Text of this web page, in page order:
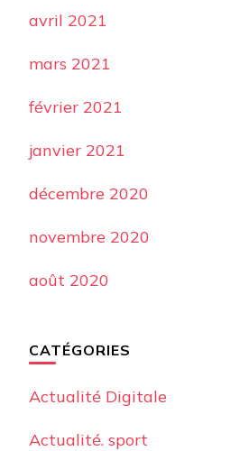
avril 2021
mars 2021
février 2021
janvier 2021
décembre 2020
novembre 2020
août 2020
CATÉGORIES
Actualité Digitale
Actualité. sport